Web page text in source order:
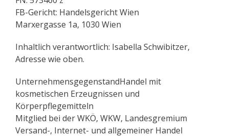
FB-Gericht: Handelsgericht Wien
Marxergasse 1a, 1030 Wien
Inhaltlich verantwortlich: Isabella Schwibitzer,
Adresse wie oben.
UnternehmensgegenstandHandel mit
kosmetischen Erzeugnissen und
Körperpflegemitteln
Mitglied bei der WKÖ, WKW, Landesgremium
Versand-, Internet- und allgemeiner Handel